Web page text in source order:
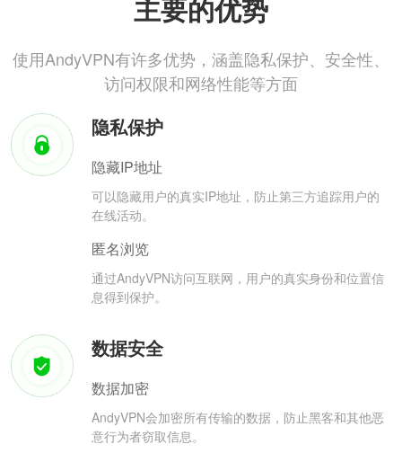
主要的优势
使用AndyVPN有许多优势，涵盖隐私保护、安全性、
访问权限和网络性能等方面
隐私保护
隐藏IP地址
可以隐藏用户的真实IP地址，防止第三方追踪用户的
在线活动。
匿名浏览
通过AndyVPN访问互联网，用户的真实身份和位置信
息得到保护。
数据安全
数据加密
AndyVPN会加密所有传输的数据，防止黑客和其他恶
意行为者窃取信息。